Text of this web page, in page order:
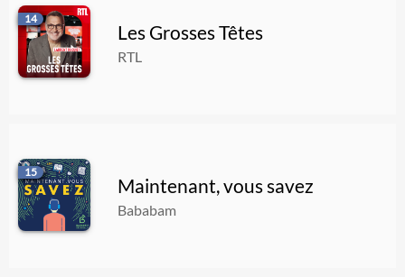
14
Les Grosses Têtes
RTL
15
Maintenant, vous savez
Bababam